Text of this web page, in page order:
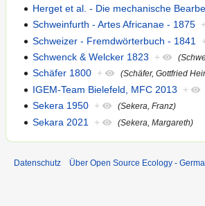
Herget et al. - Die mechanische
Schweinfurth - Artes Africanae - 1875
Schweizer - Fremdwörterbuch - 1841
Schwenck & Welcker 1823
+
Schäfer 1800 + (Schäfer, Gottfried
IGEM-Team Bielefeld, MFC 2013
+
Sekera 1950 + (Sekera, Franz)
Sekara 2021 + (Sekera, Margareth)
Datenschutz Über Open Source Ecology -